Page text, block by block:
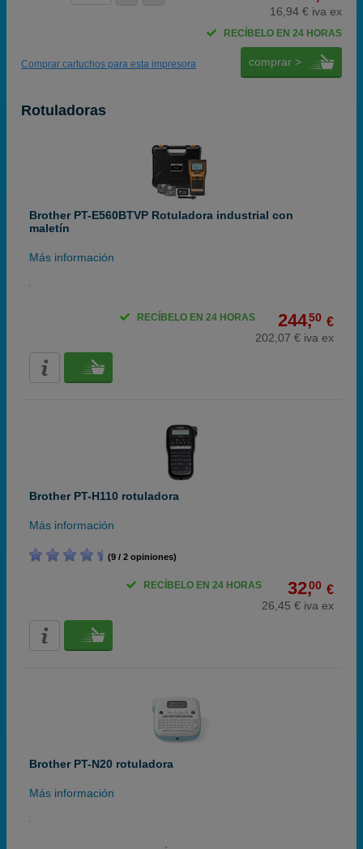
16,94 € iva ex
RECÍBELO EN 24 HORAS
comprar >
Comprar cartuchos para esta impresora
Rotuladoras
Brother PT-E560BTVP Rotuladora industrial con
maletín
Más información
244,50 €
202,07 € iva ex
RECÍBELO EN 24 HORAS
Brother PT-H110 rotuladora
Más información
(9 / 2 opiniones)
32,00 €
26,45 € iva ex
RECÍBELO EN 24 HORAS
Brother PT-N20 rotuladora
Más información